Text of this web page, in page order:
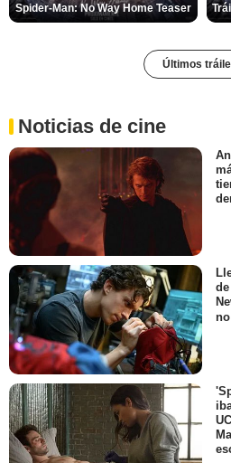
Spider-Man: No Way Home Teaser
Últimos
Noticias de cine